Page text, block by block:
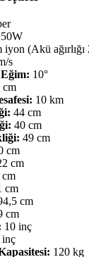
(Akü ağırlığı
s
10°
cm
10 km
44 cm
40 cm
49 cm
cm
cm
cm
cm
cm
cm
10 inç
inç
120 kg